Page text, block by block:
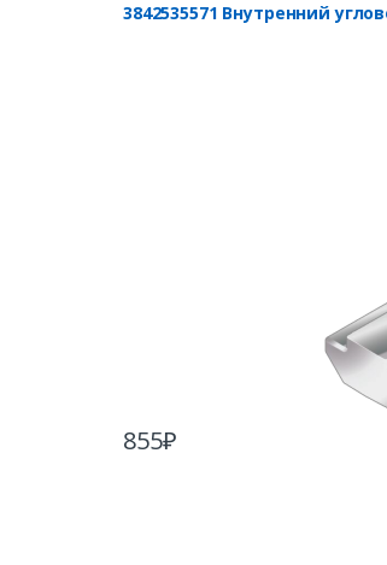
3842535571 Внутренний
855₽